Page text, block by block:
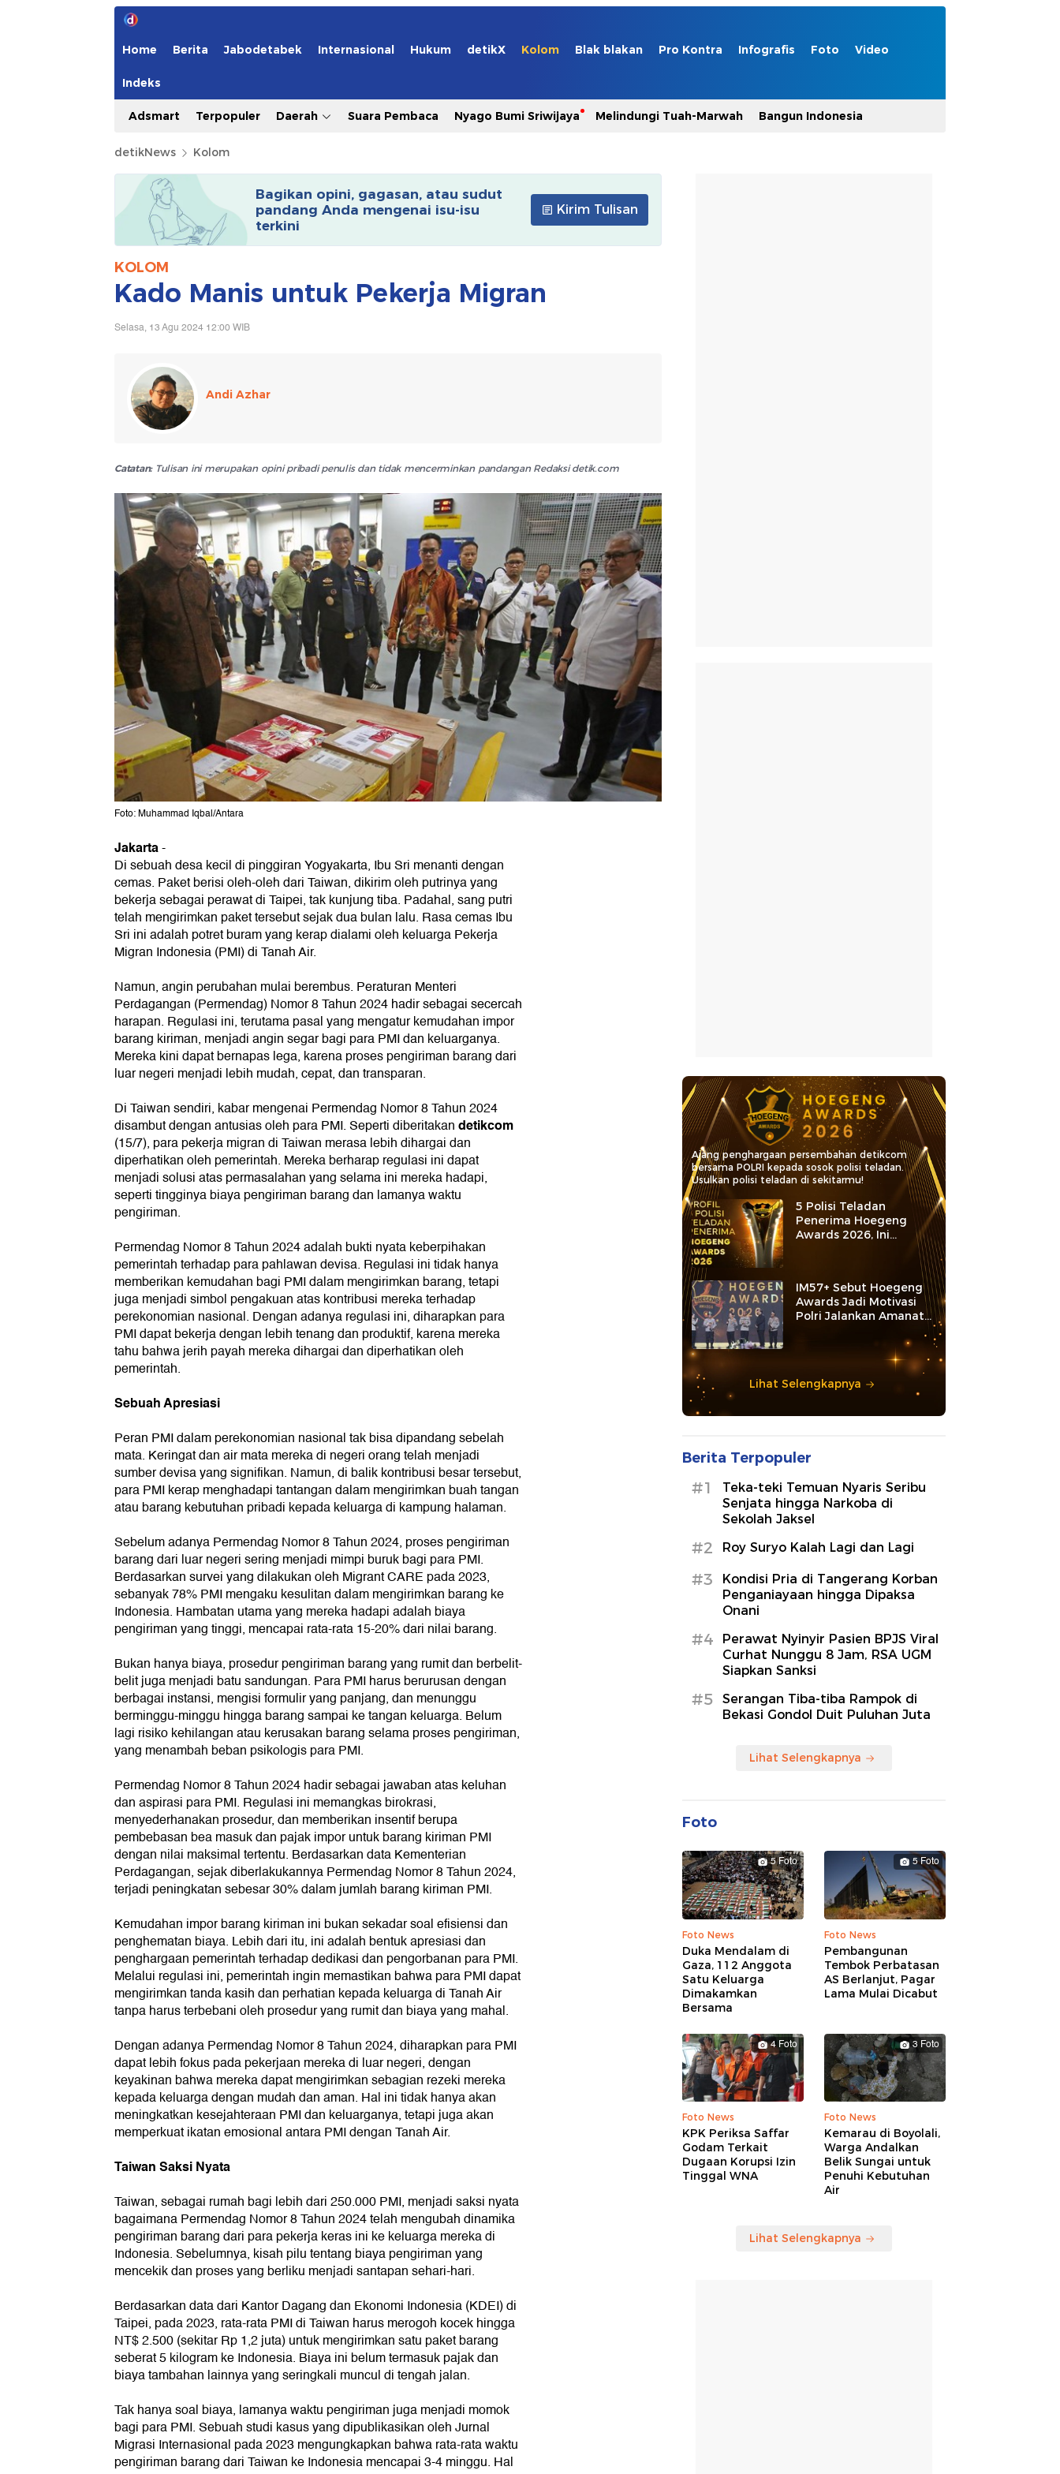
Home Berita Jabodetabek Internasional Hukum detikX Kolom Blak blakan Pro Kontra Infografis Foto Video
Indeks
Adsmart Terpopuler Daerah Suara Pembaca Nyago Bumi Sriwijaya Melindungi Tuah-Marwah Bangun Indonesia
detikNews Kolom
Bagikan opini, gagasan, atau sudut
pandang Anda mengenai isu-isu
terkini
Kirim Tulisan
KOLOM
Kado Manis untuk Pekerja Migran
Selasa, 13 Agu 2024 12:00 WIB
Andi Azhar
Catatan:Tulisan ini merupakan opini pribadi penulis dan tidak mencerminkan pandangan Redaksi detik.com
Foto: Muhammad Iqbal/Antara
Jakarta-
Di sebuah desa kecil di pinggiran Yogyakarta, Ibu Sri menanti dengan
cemas. Paket berisi oleh-oleh dari Taiwan, dikirim oleh putrinya yang
bekerja sebagai perawat di Taipei, tak kunjung tiba. Padahal, sang putri
telah mengirimkan paket tersebut sejak dua bulan lalu. Rasa cemas Ibu
Sri ini adalah potret buram yang kerap dialami oleh keluarga Pekerja
Migran Indonesia (PMI) di Tanah Air.
Namun, angin perubahan mulai berembus. Peraturan Menteri
Perdagangan (Permendag) Nomor 8 Tahun 2024 hadir sebagai secercah
harapan. Regulasi ini, terutama pasal yang mengatur kemudahan impor
barang kiriman, menjadi angin segar bagi para PMI dan keluarganya.
Mereka kini dapat bernapas lega, karena proses pengiriman barang dari
luar negeri menjadi lebih mudah, cepat, dan transparan.
Di Taiwan sendiri, kabar mengenai Permendag Nomor 8 Tahun 2024
disambut dengan antusias oleh para PMI. Seperti diberitakandetikcom
(15/7), para pekerja migran di Taiwan merasa lebih dihargai dan
diperhatikan oleh pemerintah. Mereka berharap regulasi ini dapat
menjadi solusi atas permasalahan yang selama ini mereka hadapi,
seperti tingginya biaya pengiriman barang dan lamanya waktu
pengiriman.
Permendag Nomor 8 Tahun 2024 adalah bukti nyata keberpihakan
pemerintah terhadap para pahlawan devisa. Regulasi ini tidak hanya
memberikan kemudahan bagi PMI dalam mengirimkan barang, tetapi
juga menjadi simbol pengakuan atas kontribusi mereka terhadap
perekonomian nasional. Dengan adanya regulasi ini, diharapkan para
PMI dapat bekerja dengan lebih tenang dan produktif, karena mereka
tahu bahwa jerih payah mereka dihargai dan diperhatikan oleh
pemerintah.
Sebuah Apresiasi
Peran PMI dalam perekonomian nasional tak bisa dipandang sebelah
mata. Keringat dan air mata mereka di negeri orang telah menjadi
sumber devisa yang signifikan. Namun, di balik kontribusi besar tersebut,
para PMI kerap menghadapi tantangan dalam mengirimkan buah tangan
atau barang kebutuhan pribadi kepada keluarga di kampung halaman.
Sebelum adanya Permendag Nomor 8 Tahun 2024, proses pengiriman
barang dari luar negeri sering menjadi mimpi buruk bagi para PMI.
Berdasarkan survei yang dilakukan oleh Migrant CARE pada 2023,
sebanyak 78% PMI mengaku kesulitan dalam mengirimkan barang ke
Indonesia. Hambatan utama yang mereka hadapi adalah biaya
pengiriman yang tinggi, mencapai rata-rata 15-20% dari nilai barang.
Bukan hanya biaya, prosedur pengiriman barang yang rumit dan berbelit-
belit juga menjadi batu sandungan. Para PMI harus berurusan dengan
berbagai instansi, mengisi formulir yang panjang, dan menunggu
berminggu-minggu hingga barang sampai ke tangan keluarga. Belum
lagi risiko kehilangan atau kerusakan barang selama proses pengiriman,
yang menambah beban psikologis para PMI.
Permendag Nomor 8 Tahun 2024 hadir sebagai jawaban atas keluhan
dan aspirasi para PMI. Regulasi ini memangkas birokrasi,
menyederhanakan prosedur, dan memberikan insentif berupa
pembebasan bea masuk dan pajak impor untuk barang kiriman PMI
dengan nilai maksimal tertentu. Berdasarkan data Kementerian
Perdagangan, sejak diberlakukannya Permendag Nomor 8 Tahun 2024,
terjadi peningkatan sebesar 30% dalam jumlah barang kiriman PMI.
Kemudahan impor barang kiriman ini bukan sekadar soal efisiensi dan
penghematan biaya. Lebih dari itu, ini adalah bentuk apresiasi dan
penghargaan pemerintah terhadap dedikasi dan pengorbanan para PMI.
Melalui regulasi ini, pemerintah ingin memastikan bahwa para PMI dapat
mengirimkan tanda kasih dan perhatian kepada keluarga di Tanah Air
tanpa harus terbebani oleh prosedur yang rumit dan biaya yang mahal.
Dengan adanya Permendag Nomor 8 Tahun 2024, diharapkan para PMI
dapat lebih fokus pada pekerjaan mereka di luar negeri, dengan
keyakinan bahwa mereka dapat mengirimkan sebagian rezeki mereka
kepada keluarga dengan mudah dan aman. Hal ini tidak hanya akan
meningkatkan kesejahteraan PMI dan keluarganya, tetapi juga akan
memperkuat ikatan emosional antara PMI dengan Tanah Air.
Taiwan Saksi Nyata
Taiwan, sebagai rumah bagi lebih dari 250.000 PMI, menjadi saksi nyata
bagaimana Permendag Nomor 8 Tahun 2024 telah mengubah dinamika
pengiriman barang dari para pekerja keras ini ke keluarga mereka di
Indonesia. Sebelumnya, kisah pilu tentang biaya pengiriman yang
mencekik dan proses yang berliku menjadi santapan sehari-hari.
Berdasarkan data dari Kantor Dagang dan Ekonomi Indonesia (KDEI) di
Taipei, pada 2023, rata-rata PMI di Taiwan harus merogoh kocek hingga
NT$ 2.500 (sekitar Rp 1,2 juta) untuk mengirimkan satu paket barang
seberat 5 kilogram ke Indonesia. Biaya ini belum termasuk pajak dan
biaya tambahan lainnya yang seringkali muncul di tengah jalan.
Tak hanya soal biaya, lamanya waktu pengiriman juga menjadi momok
bagi para PMI. Sebuah studi kasus yang dipublikasikan oleh Jurnal
Migrasi Internasional pada 2023 mengungkapkan bahwa rata-rata waktu
pengiriman barang dari Taiwan ke Indonesia mencapai 3-4 minggu. Hal
Ajang penghargaan persembahan detikcom
bersama POLRI kepada sosok polisi teladan.
Usulkan polisi teladan di sekitarmu!
5 Polisi Teladan
Penerima Hoegeng
Awards 2026, Ini
Kategori dan Kiprahnya
IM57+ Sebut Hoegeng
Awards Jadi Motivasi
Polri Jalankan Amanat
Lihat Selengkapnya
Berita Terpopuler
#1
Teka-teki Temuan Nyaris Seribu
Senjata hingga Narkoba di
Sekolah Jaksel
#2 Roy Suryo Kalah Lagi dan Lagi
#3
Kondisi Pria di Tangerang Korban
Penganiayaan hingga Dipaksa
Onani
#4
Perawat Nyinyir Pasien BPJS Viral
Curhat Nunggu 8 Jam, RSA UGM
Siapkan Sanksi
#5
Serangan Tiba-tiba Rampok di
Bekasi Gondol Duit Puluhan Juta
Lihat Selengkapnya
Foto
5 Foto
Foto News
Duka Mendalam di
Gaza, 112 Anggota
Satu Keluarga
Dimakamkan
Bersama
5 Foto
Foto News
Pembangunan
Tembok Perbatasan
AS Berlanjut, Pagar
Lama Mulai Dicabut
4 Foto
Foto News
KPK Periksa Saffar
Godam Terkait
Dugaan Korupsi Izin
Tinggal WNA
3 Foto
Foto News
Kemarau di Boyolali,
Warga Andalkan
Belik Sungai untuk
Penuhi Kebutuhan
Air
Lihat Selengkapnya